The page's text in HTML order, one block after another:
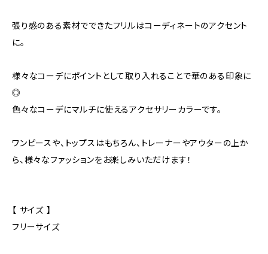
張り感のある素材でできたフリルはコーディネートのアクセント
に。
様々なコーデにポイントとして取り入れることで華のある印象に
◎
色々なコーデにマルチに使えるアクセサリーカラーです。
ワンピースや、トップスはもちろん、トレーナーやアウターの上か
ら、様々なファッションをお楽しみいただけます！
【 サイズ 】
フリーサイズ